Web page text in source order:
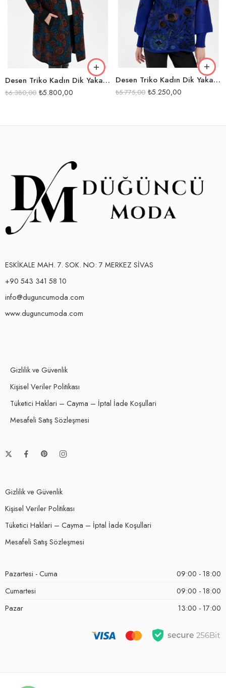
Desen Triko Kadın Dik Yaka Gül Desenli Uzun Yün Kaban-24048
₺6.380,00 ₺5.800,00
SİYAK-K.PETROL
Desen Triko Kadın Dik Yaka Önü Renkli Çiçekli Kısa Yün Ceket-24050
₺5.775,00 ₺5.250,00
MERCAN
SAX
SİYAH
ESKİKALE MAH. 7. SOK. NO: 7 MERKEZ SİVAS
+90 543 341 58 10
info@duguncumoda.com
www.duguncumoda.com
Gizlilik ve Güvenlik
Kişisel Veriler Politikası
Tüketici Haklari – Cayma – İptal İade Koşullari
Mesafeli Satış Sözleşmesi
Gizlilik ve Güvenlik
Kişisel Veriler Politikası
Tüketici Haklari – Cayma – İptal İade Koşullari
Mesafeli Satış Sözleşmesi
Pazartesi - Cuma
09:00 - 18:00
Cumartesi
09:00 - 18:00
Pazar
13:00 - 17:00